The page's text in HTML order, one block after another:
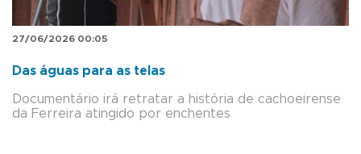
27/06/2026 00:05
Das águas para as telas
Documentário irá retratar a história de cachoeirense
da Ferreira atingido por enchentes